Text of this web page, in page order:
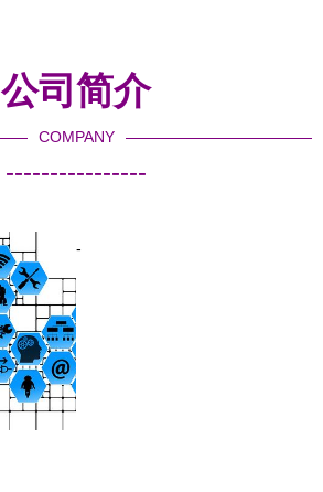
公司简介
COMPANY
----------------
-